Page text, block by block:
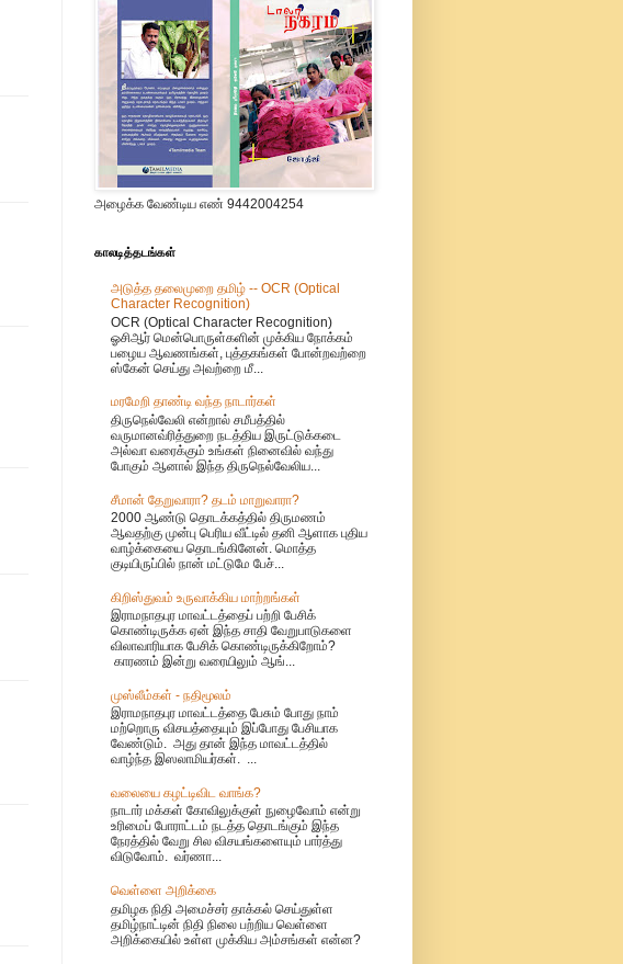
அழைக்க வேண்டிய எண் 9442004254
காலடித்தடங்கள்
அடுத்த தலைமுறை தமிழ் -- OCR (Optical
Character Recognition)
OCR (Optical Character Recognition)
ஓசிஆர் மென்பொருள்களின் முக்கிய நோக்கம்
பழைய ஆவணங்கள், புத்தகங்கள் போன்றவற்றை
ஸ்கேன் செய்து அவற்றை மீ...
மரமேறி தாண்டி வந்த நாடார்கள்
திருநெல்வேலி என்றால் சமீபத்தில்
வருமானவ்ரித்துறை நடத்திய இருட்டுக்கடை
அல்வா வரைக்கும் உங்கள் நினைவில் வந்து
போகும் ஆனால் இந்த திருநெல்வேலிய...
சீமான் தேறுவாரா? தடம் மாறுவாரா?
2000 ஆண்டு தொடக்கத்தில் திருமணம்
ஆவதற்கு முன்பு பெரிய வீட்டில் தனி ஆளாக புதிய
வாழ்க்கையை தொடங்கினேன். மொத்த
குடியிருப்பில் நான் மட்டுமே பேச்...
கிறிஸ்துவம் உருவாக்கிய மாற்றங்கள்
இராமநாதபுர மாவட்டத்தைப் பற்றி பேசிக்
கொண்டிருக்க ஏன் இந்த சாதி வேறுபாடுகளை
விலாவாரியாக பேசிக் கொண்டிருக்கிறோம்?
காரணம் இன்று வரையிலும் ஆங்...
முஸ்லீம்கள் - நதிமூலம்
இராமநாதபுர மாவட்டத்தை பேசும் போது நாம்
மற்றொரு விசயத்தையும் இப்போது பேசியாக
வேண்டும். அது தான் இந்த மாவட்டத்தில்
வாழ்ந்த இஸலாமியர்கள். ...
வலையை கழட்டிவிட வாங்க?
நாடார் மக்கள் கோவிலுக்குள் நுழைவோம் என்று
உரிமைப் போராட்டம் நடத்த தொடங்கும் இந்த
நேரத்தில் வேறு சில விசயங்களையும் பார்த்து
விடுவோம். வர்ணா...
வெள்ளை அறிக்கை
தமிழக நிதி அமைச்சர் தாக்கல் செய்துள்ள
தமிழ்நாட்டின் நிதி நிலை பற்றிய வெள்ளை
அறிக்கையில் உள்ள முக்கிய அம்சங்கள் என்ன?